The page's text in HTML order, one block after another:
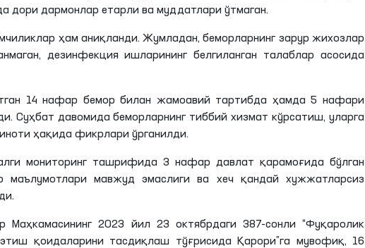
дори дармонлар етарли ва муддатлари ўтмаган.
ҳам аниқланди. Жумладан, беморларнинг зарур жихозлар
дезинфекция ишларининг белгиланган талаблар асосида
14 нафар бемор билан жамоавий тартибда ҳамда 5 нафари
Суҳбат давомида беморларнинг тиббий хизмат кўрсатиш, уларга
ҳақида фикрлари ўрганилди.
мониторинг ташрифида 3 нафар давлат қарамоғида бўлган
маълумотлари мавжуд эмаслиги ва хеч қандай хужжатларсиз
Маҳкамасининг 2023 йил 23 октябрдаги 387-сонли “Фуқаролик
қоидаларини тасдиқлаш тўғрисида Қарори”га мувофиқ, 16